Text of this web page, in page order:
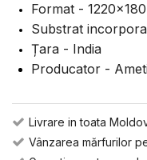
Format - 1220x180
Substrat
Țara - India
Producator -
Livrare in toata
Vânzarea mărfurilor